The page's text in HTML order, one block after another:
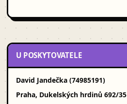
U POSKYTOVATELE
David Jandečka (74985191)
Praha, Dukelských hrdinů 692/35